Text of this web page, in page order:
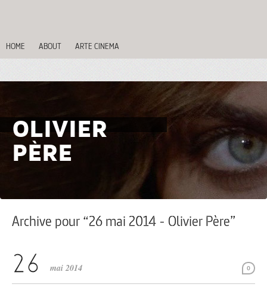
HOME ABOUT ARTE CINEMA
OLIVIER
PÈRE
Archive pour “26 mai 2014 - Olivier Père”
0
mai 2014